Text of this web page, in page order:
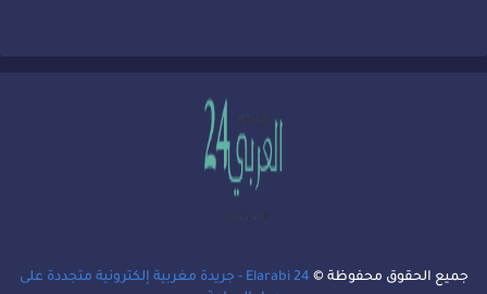
جميع الحقوق محفوظة ©
Elarabi 24 - جريدة مغربية إلكترونية متجددة على